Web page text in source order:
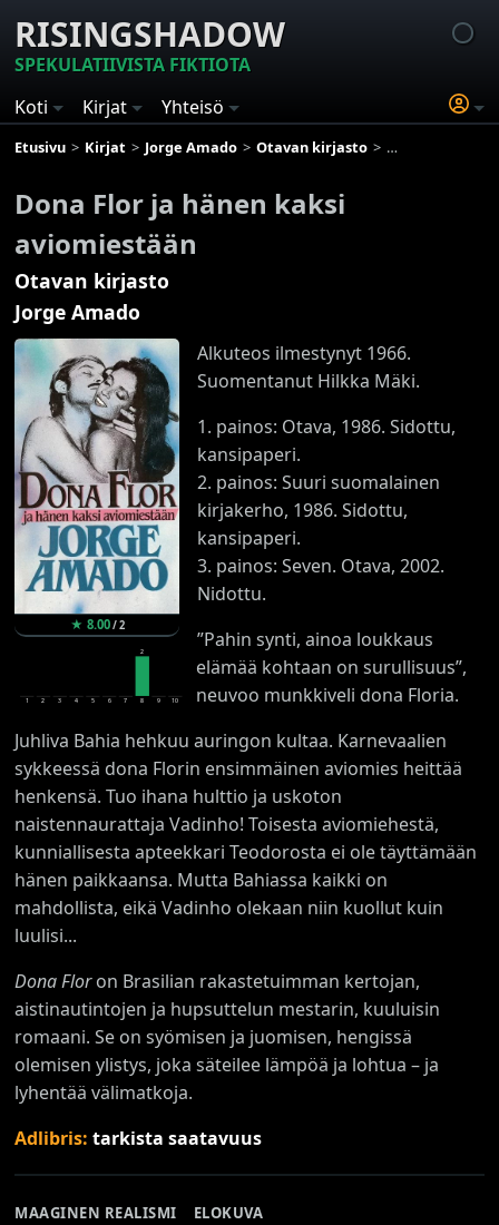
RISINGSHADOW
SPEKULATIIVISTA FIKTIOTA
Koti
Kirjat Yhteisö
Etusivu Kirjat Jorge Amado Otavan kirjasto Dona Flor ja
Dona Flor ja hänen kaksi
aviomiestään
Otavan kirjasto
Jorge Amado
★ 8.00/2
1 2 3 4 5 6 7
2
8 9 10
Alkuteos ilmestynyt 1966.
Suomentanut Hilkka Mäki.
1. painos: Otava, 1986. Sidottu,
kansipaperi.
2. painos: Suuri suomalainen
kirjakerho, 1986. Sidottu,
kansipaperi.
3. painos: Seven. Otava, 2002.
Nidottu.
”Pahin synti, ainoa loukkaus
elämää kohtaan on surullisuus”,
neuvoo munkkiveli dona Floria.
Juhliva Bahia hehkuu auringon kultaa. Karnevaalien
sykkeessä dona Florin ensimmäinen aviomies heittää
henkensä. Tuo ihana hulttio ja uskoton
naistennaurattaja Vadinho! Toisesta aviomiehestä,
kunniallisesta apteekkari Teodorosta ei ole täyttämään
hänen paikkaansa. Mutta Bahiassa kaikki on
mahdollista, eikä Vadinho olekaan niin kuollut kuin
luulisi...
Dona Floron Brasilian rakastetuimman kertojan,
aistinautintojen ja hupsuttelun mestarin, kuuluisin
romaani. Se on syömisen ja juomisen, hengissä
olemisen ylistys, joka säteilee lämpöä ja lohtua – ja
lyhentää välimatkoja.
Adlibris:tarkista saatavuus
MAAGINEN REALISMI ELOKUVA